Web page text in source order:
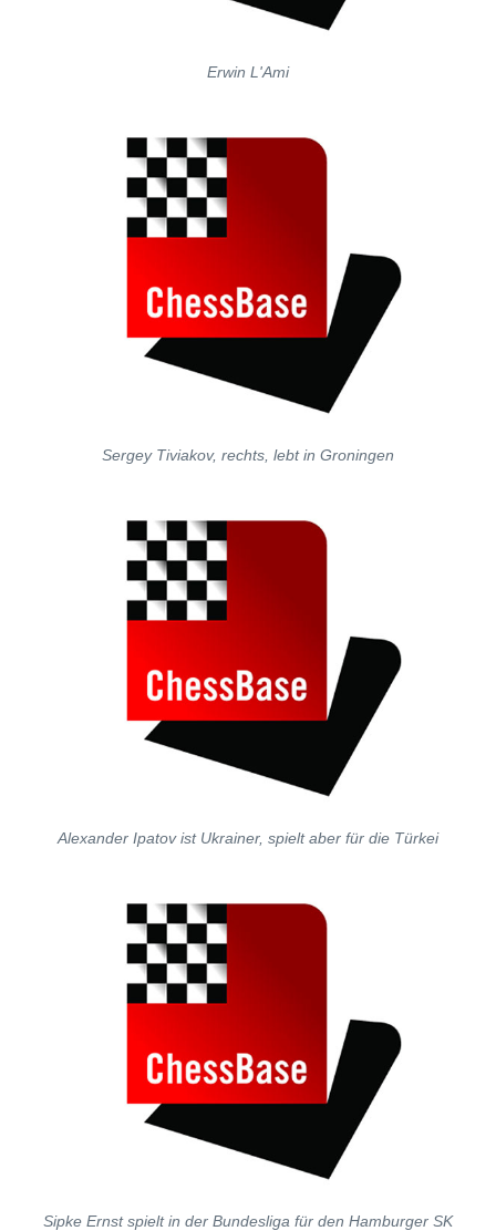
Erwin L'Ami
Sergey Tiviakov, rechts, lebt in Groningen
Alexander Ipatov ist Ukrainer, spielt aber für die Türkei
Sipke Ernst spielt in der Bundesliga für den Hamburger SK